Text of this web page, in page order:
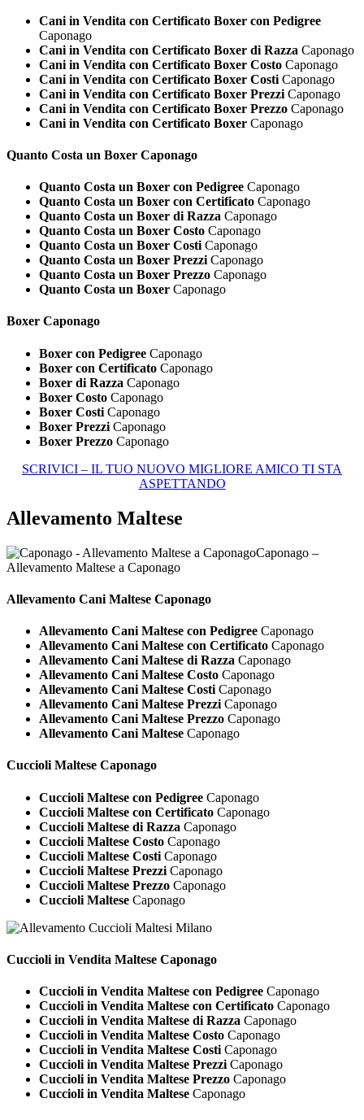
Cani in Vendita con Certificato Boxer con Pedigree
Caponago
Cani in Vendita con Certificato Boxer di Razza Caponago
Cani in Vendita con Certificato Boxer Costo Caponago
Cani in Vendita con Certificato Boxer Costi Caponago
Cani in Vendita con Certificato Boxer Prezzi Caponago
Cani in Vendita con Certificato Boxer Prezzo Caponago
Cani in Vendita con Certificato Boxer Caponago
Quanto Costa un Boxer Caponago
Quanto Costa un Boxer con Pedigree Caponago
Quanto Costa un Boxer con Certificato Caponago
Quanto Costa un Boxer di Razza Caponago
Quanto Costa un Boxer Costo Caponago
Quanto Costa un Boxer Costi Caponago
Quanto Costa un Boxer Prezzi Caponago
Quanto Costa un Boxer Prezzo Caponago
Quanto Costa un Boxer Caponago
Boxer Caponago
Boxer con Pedigree Caponago
Boxer con Certificato Caponago
Boxer di Razza Caponago
Boxer Costo Caponago
Boxer Costi Caponago
Boxer Prezzi Caponago
Boxer Prezzo Caponago
SCRIVICI – IL TUO NUOVO MIGLIORE AMICO TI STA
ASPETTANDO
Allevamento Maltese
Caponago –
Allevamento Maltese a Caponago
Allevamento Cani Maltese Caponago
Allevamento Cani Maltese con Pedigree Caponago
Allevamento Cani Maltese con Certificato Caponago
Allevamento Cani Maltese di Razza Caponago
Allevamento Cani Maltese Costo Caponago
Allevamento Cani Maltese Costi Caponago
Allevamento Cani Maltese Prezzi Caponago
Allevamento Cani Maltese Prezzo Caponago
Allevamento Cani Maltese Caponago
Cuccioli Maltese Caponago
Cuccioli Maltese con Pedigree Caponago
Cuccioli Maltese con Certificato Caponago
Cuccioli Maltese di Razza Caponago
Cuccioli Maltese Costo Caponago
Cuccioli Maltese Costi Caponago
Cuccioli Maltese Prezzi Caponago
Cuccioli Maltese Prezzo Caponago
Cuccioli Maltese Caponago
Cuccioli in Vendita Maltese Caponago
Cuccioli in Vendita Maltese con Pedigree Caponago
Cuccioli in Vendita Maltese con Certificato Caponago
Cuccioli in Vendita Maltese di Razza Caponago
Cuccioli in Vendita Maltese Costo Caponago
Cuccioli in Vendita Maltese Costi Caponago
Cuccioli in Vendita Maltese Prezzi Caponago
Cuccioli in Vendita Maltese Prezzo Caponago
Cuccioli in Vendita Maltese Caponago